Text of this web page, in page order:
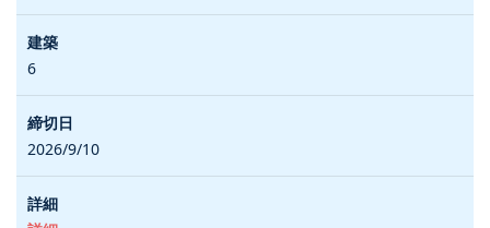
6
2026/9/10